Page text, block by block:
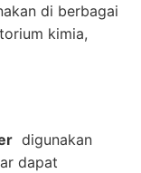
di berbagai
kimia,
digunakan
dapat